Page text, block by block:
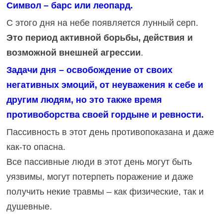
Символ – барс или леопард.
С этого дня на небе появляется лунный серп.
Это период активной борьбы, действия и
возможной внешней агрессии.
Задачи дня – освобождение от своих
негативных эмоций, от неуважения к себе и
другим людям, но это также время
противоборства своей гордыне и ревности.
Пассивность в этот день противопоказана и даже
как-то опасна.
Все пассивные люди в этот день могут быть
уязвимы, могут потерпеть поражение и даже
получить некие травмы – как физические, так и
душевные.